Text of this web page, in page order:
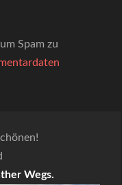
Spam zu
Wegs.